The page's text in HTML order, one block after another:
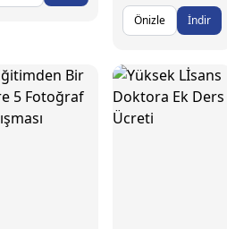
Önizle
İndir